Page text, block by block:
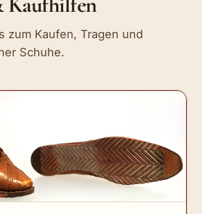
zum Kaufen, Tragen und
Schuhe.